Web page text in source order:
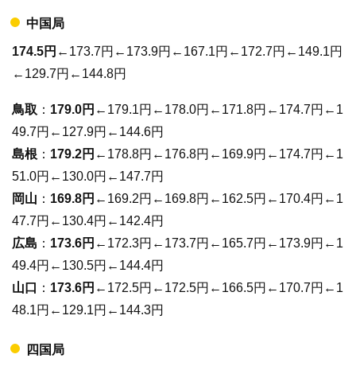
中国局
174.5円 ←173.7円←173.9円←167.1円←172.7円←149.1円
←129.7円←144.8円
鳥取 ： 179.0円 ←179.1円←178.0円←171.8円←174.7円←1
49.7円←127.9円←144.6円
島根 ： 179.2円 ←178.8円←176.8円←169.9円←174.7円←1
51.0円←130.0円←147.7円
岡山 ： 169.8円 ←169.2円←169.8円←162.5円←170.4円←1
47.7円←130.4円←142.4円
広島 ： 173.6円 ←172.3円←173.7円←165.7円←173.9円←1
49.4円←130.5円←144.4円
山口
： 173.6円 ←172.5円←172.5円←166.5円←170.7円←1
48.1円←129.1円←144.3円
四国局